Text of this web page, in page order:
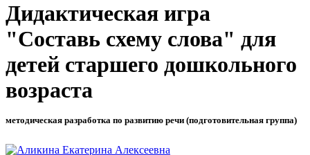
Дидактическая игра
"Составь схему слова" для
детей старшего дошкольного
возраста
методическая разработка по развитию речи (подготовительная группа)